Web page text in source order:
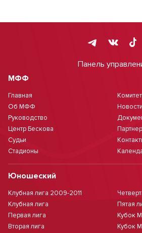
Панель
МФФ
Главная
Об МФФ
Руководство
Центр Бескова
Судьи
Стадионы
Новости
Юношеский
Клубная лига 2009-2011
Клубная лига
Первая лига
Вторая лига
Пятая
Кубок
Кубок